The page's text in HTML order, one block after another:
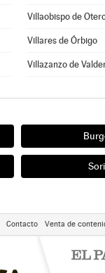
Villaobispo de
Villares de Órbigo
Villazanzo de
Contacto Venta de